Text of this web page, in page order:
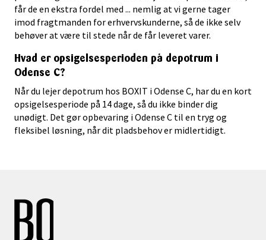
får de en ekstra fordel med ... nemlig at vi gerne tager
imod fragtmanden for erhvervskunderne, så de ikke selv
behøver at være til stede når de får leveret varer.
Hvad er opsigelsesperioden på depotrum i
Odense C?
Når du lejer depotrum hos BOXIT i Odense C, har du en kort
opsigelsesperiode på 14 dage, så du ikke binder dig
unødigt. Det gør opbevaring i Odense C til en tryg og
fleksibel løsning, når dit pladsbehov er midlertidigt.